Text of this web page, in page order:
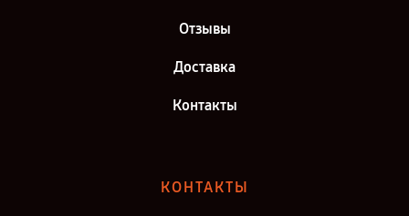
Отзывы
Доставка
Контакты
КОНТАКТЫ